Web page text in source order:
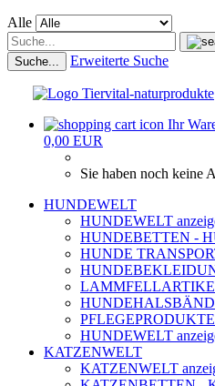
Alle
Suche... Erweiterte Suche
Ihr
0,00 EUR
Sie haben noch keine
HUNDEWELT
HUNDEWELT
HUNDEBETTEN -
HUNDE
HUNDEWELT
KATZENWELT
KATZENWELT